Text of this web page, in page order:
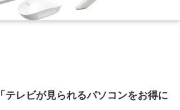
「テレビが見られるパソコンをお得に